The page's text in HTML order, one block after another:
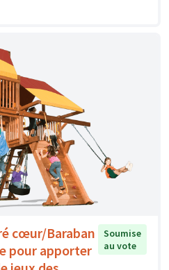
cœur/Baraban
pour apporter
Soumise
au vote